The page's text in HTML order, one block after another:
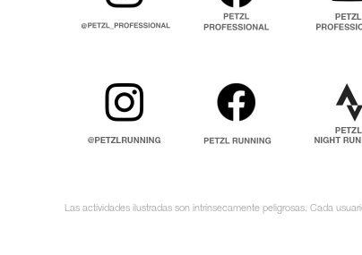
Las actividades ilustradas son intrínsecamente peligrosas. Cada